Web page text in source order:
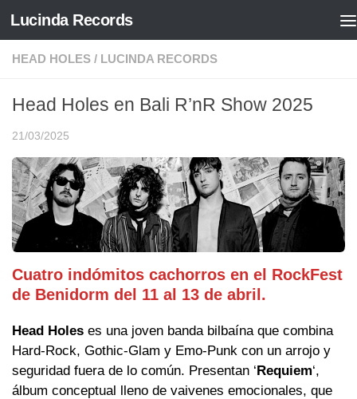
Saltar al contenido
Lucinda Records
HEAD HOLES / LUCINDA RECORDS
Head Holes en Bali R’nR Show 2025
21/03/2025
Cuatro indómitos cachorros en el RockFest
de Benidorm del 11 al 13 de abril.
Head Holes es una joven banda bilbaína que combina
Hard-Rock, Gothic-Glam y Emo-Punk con un arrojo y
seguridad fuera de lo común. Presentan ‘Requiem‘,
álbum conceptual lleno de vaivenes emocionales, que